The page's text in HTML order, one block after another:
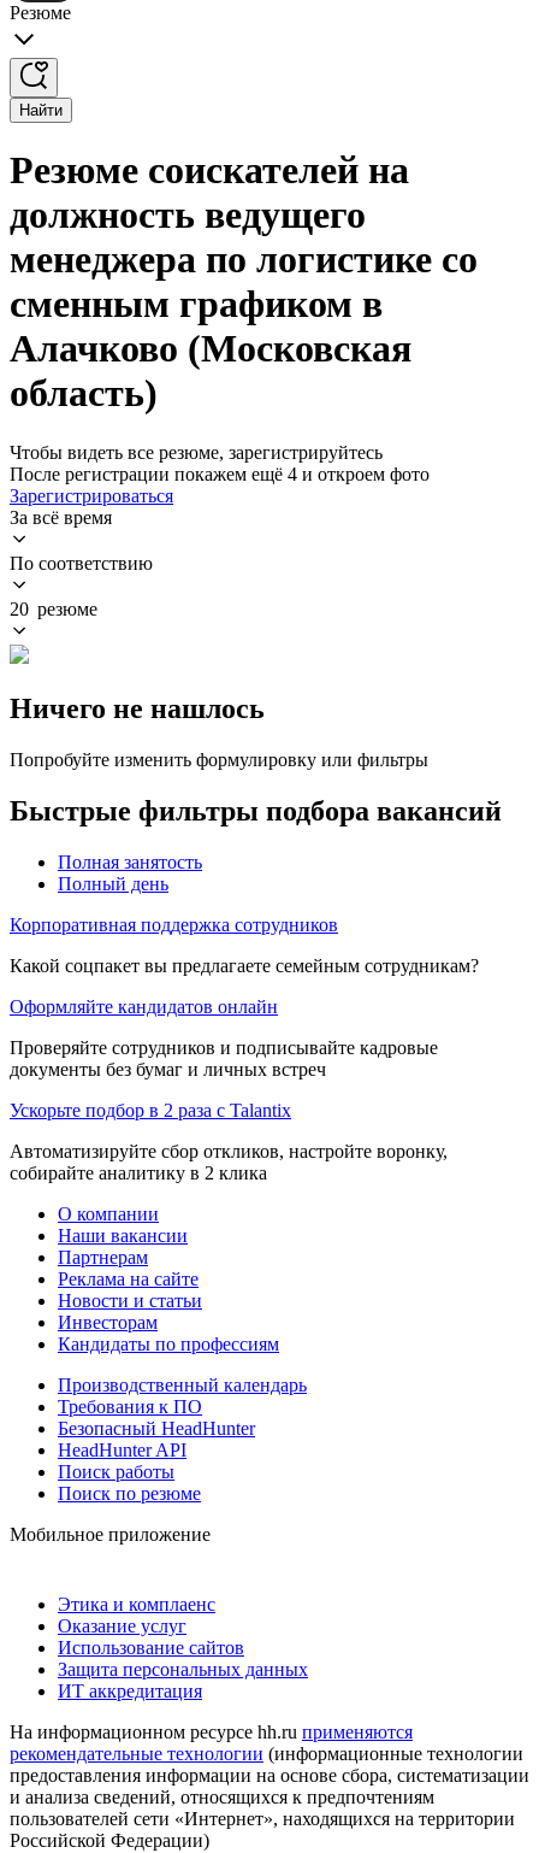
Резюме
Найти
Резюме соискателей на
должность ведущего
менеджера по логистике со
сменным графиком в
Алачково (Московская
область)
Чтобы видеть все резюме, зарегистрируйтесь
После регистрации покажем ещё 4 и откроем фото
Зарегистрироваться
За всё время
По соответствию
20 резюме
Ничего не нашлось
Попробуйте изменить формулировку или фильтры
Быстрые фильтры подбора вакансий
Полная занятость
Полный день
Корпоративная поддержка сотрудников
Какой соцпакет вы предлагаете семейным сотрудникам?
Оформляйте кандидатов онлайн
Проверяйте сотрудников и подписывайте кадровые
документы без бумаг и личных встреч
Ускорьте подбор в 2 раза с Talantix
Автоматизируйте сбор откликов, настройте воронку,
собирайте аналитику в 2 клика
О компании
Наши вакансии
Партнерам
Реклама на сайте
Новости и статьи
Инвесторам
Кандидаты по профессиям
Производственный календарь
Требования к ПО
Безопасный HeadHunter
HeadHunter API
Поиск работы
Поиск по резюме
Мобильное приложение
Этика и комплаенс
Оказание услуг
Использование сайтов
Защита персональных данных
ИТ аккредитация
На информационном ресурсе hh.ru применяются
рекомендательные технологии (информационные технологии
предоставления информации на основе сбора, систематизации
и анализа сведений, относящихся к предпочтениям
пользователей сети «Интернет», находящихся на территории
Российской Федерации)